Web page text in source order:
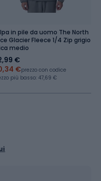
in pile da uomo The North
Glacier Fleece 1/4 Zip grigio
medio
€
€prezzo con codice
più basso: 47,69 €